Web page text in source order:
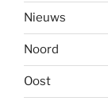
Nieuws
Noord
Oost